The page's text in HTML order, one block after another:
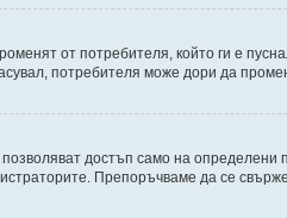
от потребителя, който ги е
потребителя може дори да
достъп само на
Препоръчваме да се